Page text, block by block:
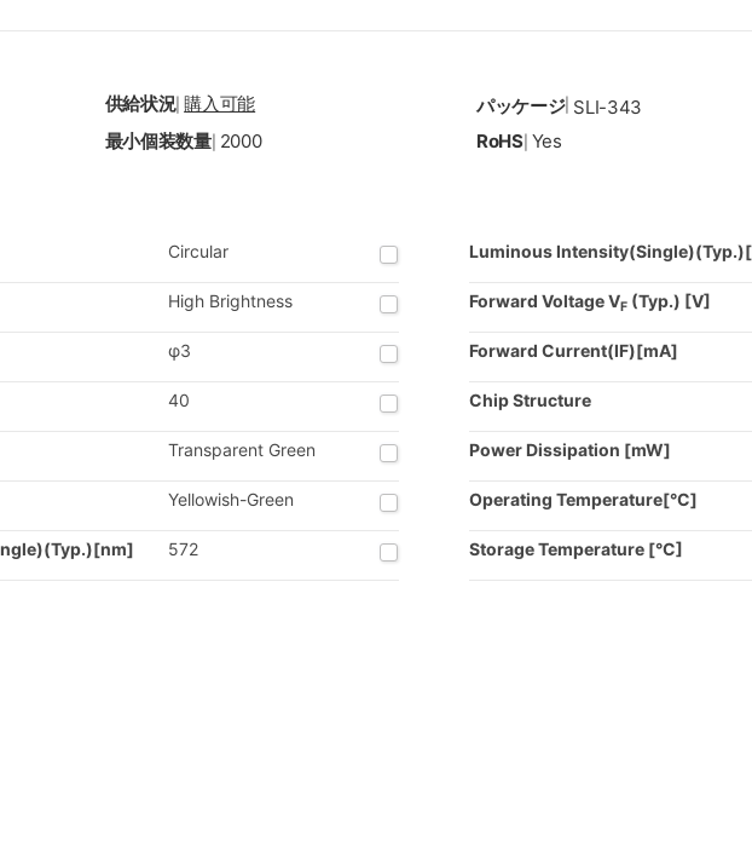
供給状況|購入可能 パッケージ| SLI-343
最小個装数量| 2000 RoHS| Yes
Circular
High Brightness
φ3
40
Transparent Green
Yellowish-Green
572
Luminous
Forward Voltage VF (Typ.) [V]
Forward Current(IF)[mA]
Chip Structure
Power Dissipation [mW]
Operating Temperature[°C]
Storage Temperature [°C]